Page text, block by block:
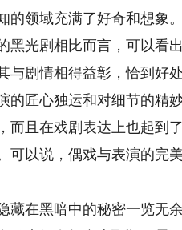
领域充满了好奇和想象。
光剧相比而言，可以看
与剧情相得益彰，恰到好
的匠心独运和对细节的精
而且在戏剧表达上也起到
可以说，偶戏与表演的完
在黑暗中的秘密一览无